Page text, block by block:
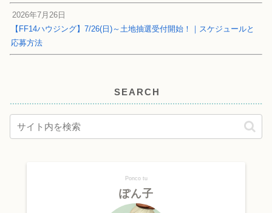
2026年7月26日
【FF14ハウジング】7/26(日)～土地抽選受付開始！｜スケジュールと
応募方法
SEARCH
Ponco tu
ぽん子